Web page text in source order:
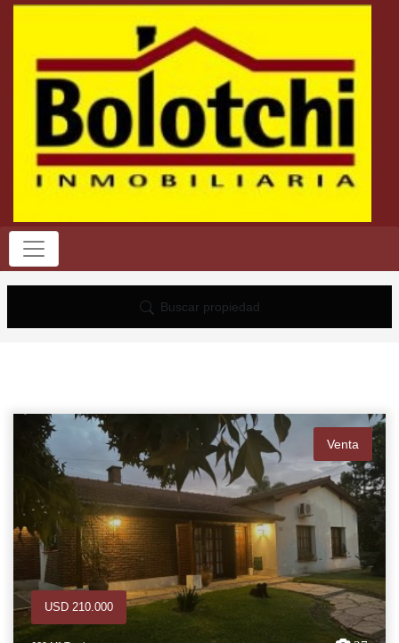
Buscar propiedad
Venta
USD 210.000